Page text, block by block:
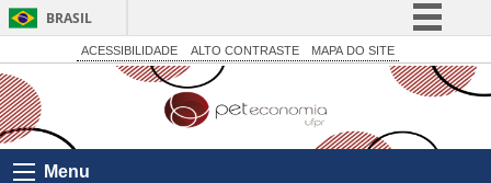
BRASIL
Simplifique!
Participe
ACESSIBILIDADE ALTO CONTRASTE MAPA DO SITE
Menu